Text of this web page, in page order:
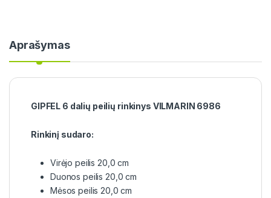
Aprašymas
GIPFEL 6 dalių peilių rinkinys VILMARIN 6986
Rinkinį sudaro:
Virėjo peilis 20,0 cm
Duonos peilis 20,0 cm
Mėsos peilis 20,0 cm